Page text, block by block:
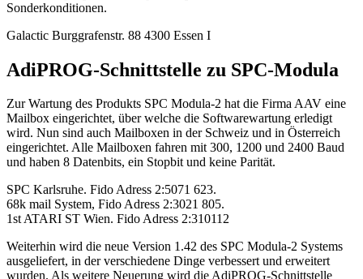
Sonderkonditionen.
Galactic Burggrafenstr. 88 4300 Essen I
AdiPROG-Schnittstelle zu SPC-Modula
Zur Wartung des Produkts SPC Modula-2 hat die Firma AAV eine
Mailbox eingerichtet, über welche die Softwarewartung erledigt
wird. Nun sind auch Mailboxen in der Schweiz und in Österreich
eingerichtet. Alle Mailboxen fahren mit 300, 1200 und 2400 Baud
und haben 8 Datenbits, ein Stopbit und keine Parität.
SPC Karlsruhe. Fido Adress 2:5071 623.
68k mail System, Fido Adress 2:3021 805.
1st ATARI ST Wien. Fido Adress 2:310112
Weiterhin wird die neue Version 1.42 des SPC Modula-2 Systems
ausgeliefert, in der verschiedene Dinge verbessert und erweitert
wurden. Als weitere Neuerung wird die AdiPROG-Schnittstelle